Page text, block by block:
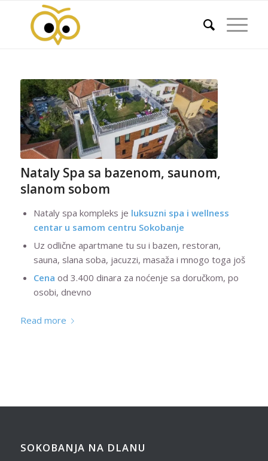
Nataly Spa sa bazenom, saunom,
slanom sobom
Nataly spa kompleks je luksuzni spa i wellness
centar u samom centru Sokobanje
Uz odlične apartmane tu su i bazen, restoran,
sauna, slana soba, jacuzzi, masaža i mnogo toga još
Cena od 3.400 dinara za noćenje sa doručkom, po
osobi, dnevno
Read more
SOKOBANJA NA DLANU